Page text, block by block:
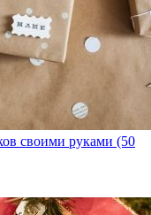
своими руками (50